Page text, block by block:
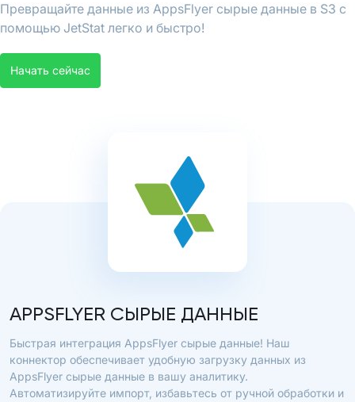
Превращайте данные из AppsFlyer сырые данные в S3 с
помощью JetStat легко и быстро!
Начать сейчас
APPSFLYER СЫРЫЕ ДАННЫЕ
Быстрая интеграция AppsFlyer сырые данные! Наш
коннектор обеспечивает удобную загрузку данных из
AppsFlyer сырые данные в вашу аналитику.
Автоматизируйте импорт, избавьтесь от ручной обработки и